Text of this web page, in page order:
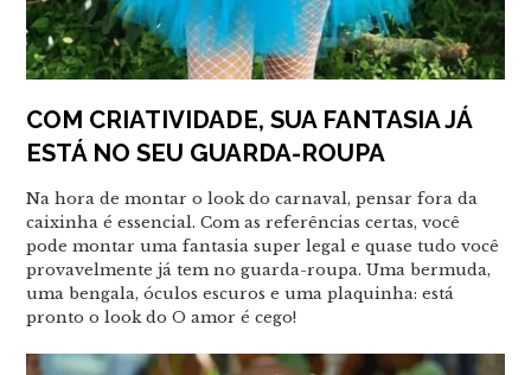
COM CRIATIVIDADE, SUA FANTASIA JÁ
ESTÁ NO SEU GUARDA-ROUPA
Na hora de montar o look do carnaval, pensar fora da
caixinha é essencial. Com as referências certas, você
pode montar uma fantasia super legal e quase tudo você
provavelmente já tem no guarda-roupa. Uma bermuda,
uma bengala, óculos escuros e uma plaquinha: está
pronto o look do O amor é cego!